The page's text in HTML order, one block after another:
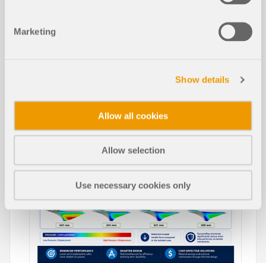
Marketing
Show details
Allow all cookies
Allow selection
Use necessary cookies only
Effetto delle Strutture Circostanti sul
la Risposta Aerodinamica delle Stru